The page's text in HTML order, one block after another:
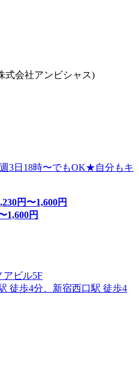
式会社アンビシャス)
3日18時〜でもOK★自分もキ
円〜1,600円
1,600円
アビル5F
徒歩4分、新宿西口駅 徒歩4